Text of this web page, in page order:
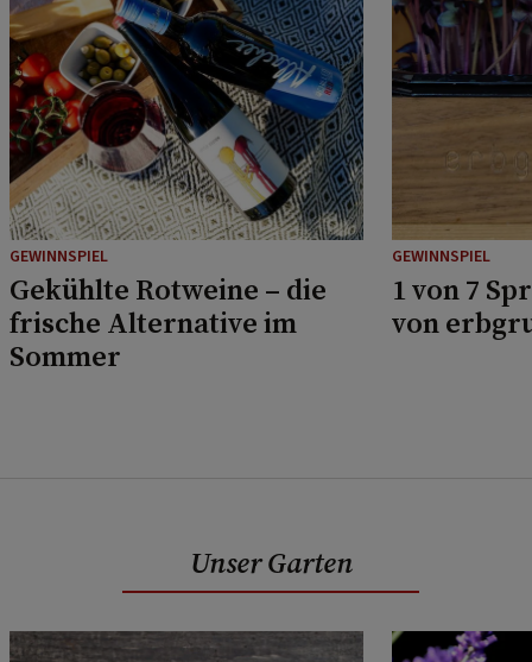
GEWINNSPIEL
Gekühlte Rotweine – die
frische Alternative im
Sommer
GEWINNSPIEL
1 von 7
von
Unser Garten